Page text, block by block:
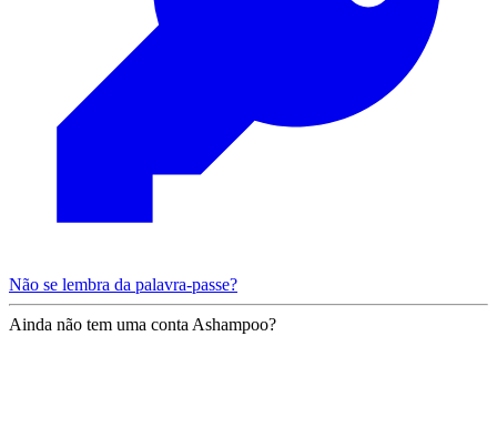
Não se lembra da palavra-passe?
Ainda não tem uma conta Ashampoo?